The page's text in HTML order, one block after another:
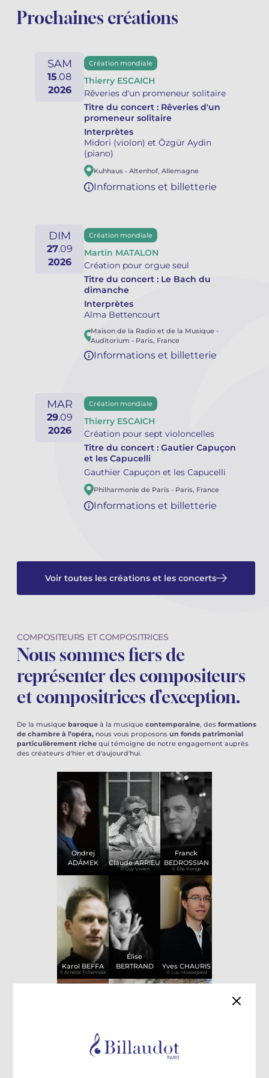
Prochaines créations
SAM
15.08
2026
Création mondiale
Thierry ESCAICH
Rêveries d'un promeneur solitaire
Titre du concert : Rêveries d'un
promeneur solitaire
Interprètes
Midori (violon) et Özgür Aydin
(piano)
Kuhhaus - Altenhof, Allemagne
Informations et billetterie
DIM
27.09
2026
Création mondiale
Martin MATALON
Création pour orgue seul
Titre du concert : Le Bach du
dimanche
Interprètes
Alma Bettencourt
Maison de la Radio et de la Musique -
Auditorium - Paris, France
Informations et billetterie
MAR
29.09
2026
Création mondiale
Thierry ESCAICH
Création pour sept violoncelles
Titre du concert : Gautier Capuçon
et les Capucelli
Gauthier Capuçon et les Capucelli
Philharmonie de Paris - Paris, France
Informations et billetterie
Voir toutes les créations et les concerts
COMPOSITEURS ET COMPOSITRICES
Nous sommes fiers de
représenter des compositeurs
et compositrices d’exception.
De la musique baroque à la musique contemporaine, des formations
de chambre à l’opéra, nous vous proposons un fonds patrimonial
particulièrement riche qui témoigne de notre engagement auprès
des créateurs d'hier et d'aujourd'hui.
Ondrej
ADÁMEK
© Guy Vivien
Claude ARRIEU
© Elie Kongs
Franck
BEDROSSIAN
© Amélie Tcherniak
Karol BEFFA
Élise
BERTRAND
© Luc Hossepied
Yves CHAURIS
Laurent